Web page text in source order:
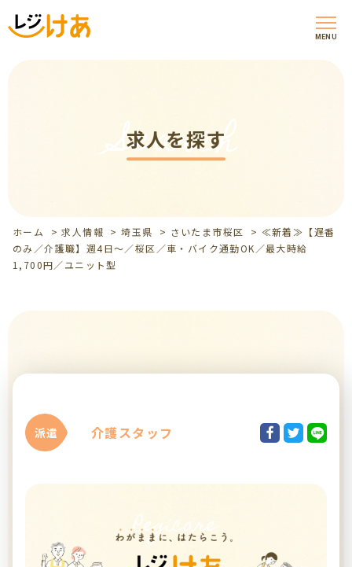
MENU
求人を探す
Search
ホーム >求人情報 >埼玉県 > さいたま市桜区 > ≪新着≫【遅番
のみ／介護職】週4日～／桜区／車・バイク通勤OK／最大時給
1,700円／ユニット型
派遣 介護スタッフ